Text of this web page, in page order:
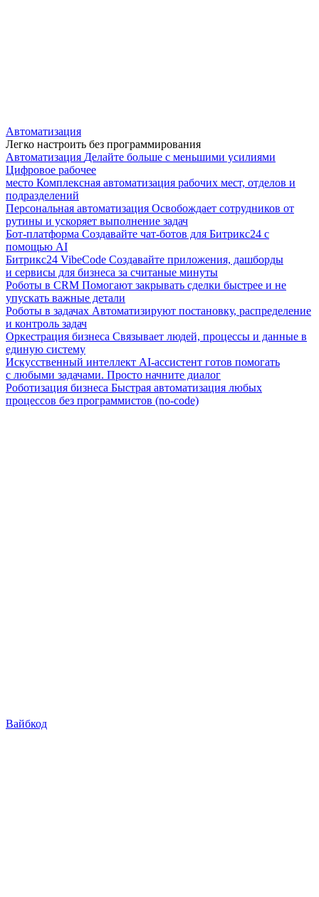
Автоматизация
Легко настроить без программирования
Автоматизация Делайте больше с меньшими усилиями
Цифровое рабочее
место Комплексная автоматизация рабочих мест, отделов и
подразделений
Персональная автоматизация Освобождает сотрудников от
рутины и ускоряет выполнение задач
Бот-платформа Создавайте чат-ботов для Битрикс24 с
помощью AI
Битрикс24 VibeCode Создавайте приложения, дашборды
и сервисы для бизнеса за считаные минуты
Роботы в CRM Помогают закрывать сделки быстрее и не
упускать важные детали
Роботы в задачах Автоматизируют постановку, распределение
и контроль задач
Оркестрация бизнеса Связывает людей, процессы и данные в
единую систему
Искусственный интеллект AI-ассистент готов помогать
с любыми задачами. Просто начните диалог
Роботизация бизнеса Быстрая автоматизация любых
процессов без программистов (no-code)
Вайбкод